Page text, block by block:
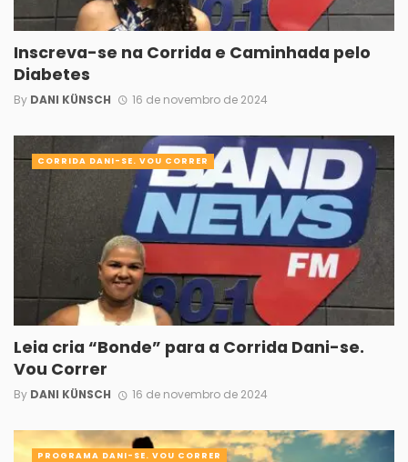
Inscreva-se na Corrida e Caminhada pelo
Diabetes
By DANI KÜNSCH 16 de novembro de 2024
Leia cria “Bonde” para a Corrida Dani-se.
Vou Correr
By DANI KÜNSCH 16 de novembro de 2024
CORRIDA DANI-SE. VOU CORRER
PROGRAMA DANI-SE. VOU CORRER